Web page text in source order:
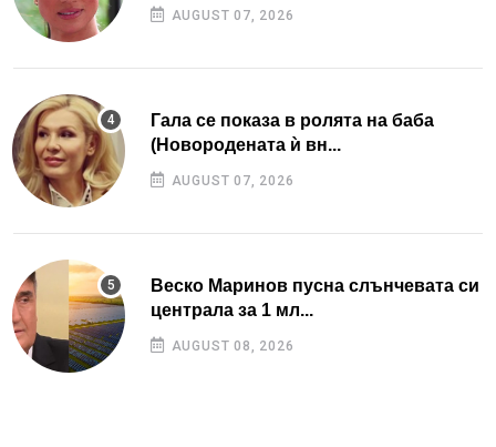
AUGUST 07, 2026
Гала се показа в ролята на баба
(Новородената ѝ вн...
AUGUST 07, 2026
Веско Маринов пусна слънчевата си
централа за 1 мл...
AUGUST 08, 2026